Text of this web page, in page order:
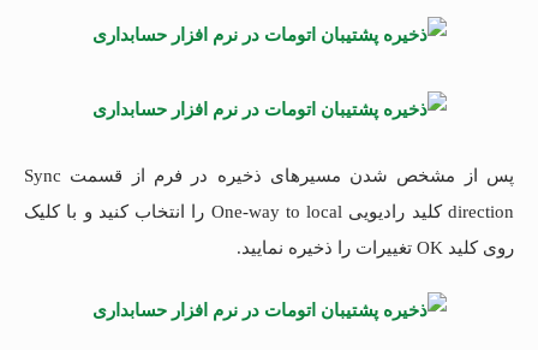
پس از مشخص شدن مسیرهای ذخیره در فرم از قسمت Sync
direction کلید رادیویی One-way to local را انتخاب کنید و با کلیک
روی کلید OK تغییرات را ذخیره نمایید.